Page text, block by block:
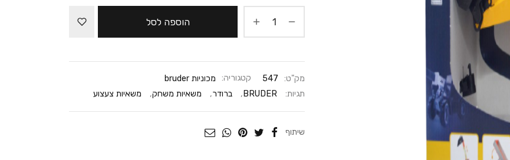
הוספה לסל
מק"ט: 547 קטגוריה:
מכוניות bruder
תגיות:
, ברודר, משאיות משחק, משאיות צעצוע
שיתוף